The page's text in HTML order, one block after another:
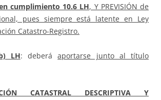
cumplimiento 10.6 LH, Y PREVISIÓN de
pues siempre está latente en Ley
Catastro-Registro.
LH: deberáaportarse junto al título
CATASTRAL DESCRIPTIVA Y